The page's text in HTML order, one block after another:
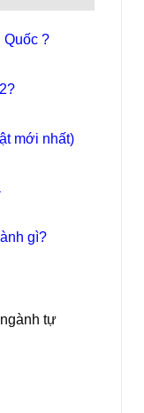
Quốc ?
mới nhất)
gì?
tự